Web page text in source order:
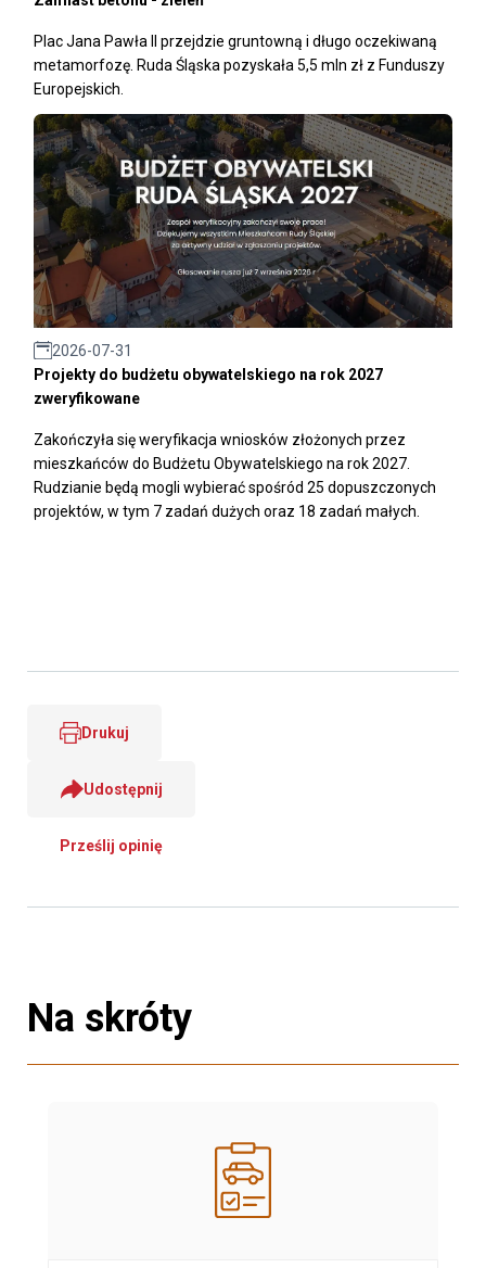
Plac Jana Pawła II przejdzie gruntowną i długo oczekiwaną
metamorfozę. Ruda Śląska pozyskała 5,5 mln zł z Funduszy
Europejskich.
2026-07-31
Projekty do budżetu obywatelskiego na rok 2027
zweryfikowane
Zakończyła się weryfikacja wniosków złożonych przez
mieszkańców do Budżetu Obywatelskiego na rok 2027.
Rudzianie będą mogli wybierać spośród 25 dopuszczonych
projektów, w tym 7 zadań dużych oraz 18 zadań małych.
Drukuj
Udostępnij
Prześlij opinię
Na skróty